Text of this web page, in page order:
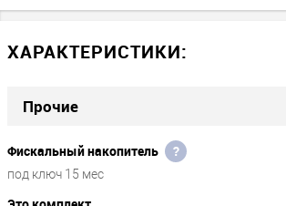
дополнительных или скрытых платежей на
чековая лента, возможные затраты на
через СИМ-карту либо WiFi.
ЧТО ПОТРЕБУЕТСЯ В БУДУЩЕМ
Через 15 месяцев работы потребуется замена
ХАРАКТЕРИСТИКИ:
Прочие
Фискальный накопитель ?
под ключ 15 мес